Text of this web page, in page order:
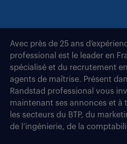
Avec près de 25 ans
professional est le leader en
spécialisé et du recrutement
agents de maîtrise. Présent
Randstad professional vous
maintenant ses annonces et à
les secteurs du BTP, du
de l’ingénierie, de la